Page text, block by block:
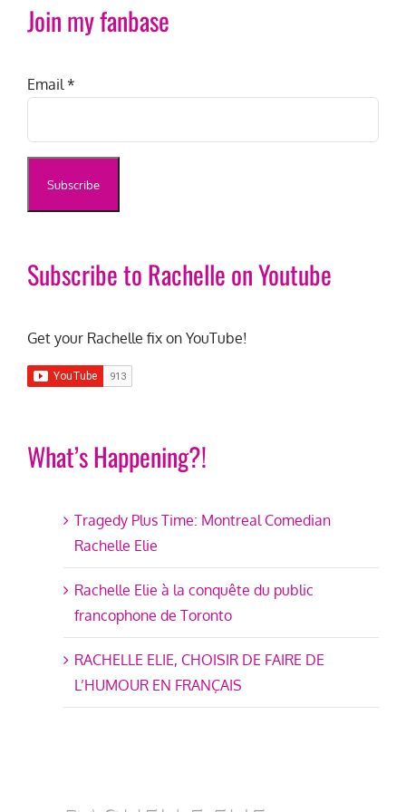
Join my fanbase
Email *
Subscribe to Rachelle on Youtube
Get your Rachelle fix on YouTube!
What’s Happening?!
Tragedy Plus Time: Montreal Comedian
Rachelle Elie
Rachelle Elie à la conquête du public
francophone de Toronto
RACHELLE ELIE, CHOISIR DE FAIRE DE
L’HUMOUR EN FRANÇAIS